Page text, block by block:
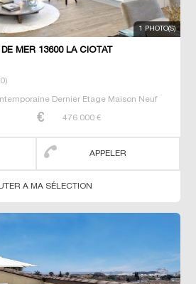
1 PHOTO(S)
MER 13600 LA CIOTAT
)
Dernier Etage Maison Neuf
476 000 €
APPELER
A MA SÉLECTION